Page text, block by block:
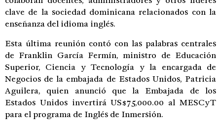
clave de la sociedad dominicana relacionados con la
enseñanza del idioma inglés.
Esta última reunión contó con las palabras centrales
de Franklin García Fermín, ministro de Educación
Superior, Ciencia y Tecnología y la encargada de
Negocios de la embajada de Estados Unidos, Patricia
Aguilera, quien anunció que la Embajada de los
Estados Unidos invertirá US$75,000.00 al MESCyT
para el programa de Inglés de Inmersión.